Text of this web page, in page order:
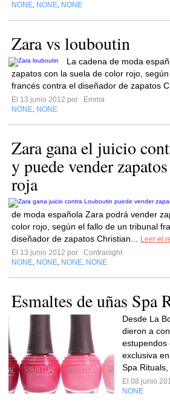
NONE NONE NONE
Zara vs louboutin
La cadena de moda
zapatos con la suela de color rojo,
francés contra el diseñador de zapatos
El 13 junio 2012 por
Emma
NONE NONE
Zara gana el juicio
y puede vender
roja
de moda española Zara podrá vender
color rojo, según el fallo de un tribunal
diseñador de zapatos Christian...
Leer el
El 13 junio 2012 por
Contranight
NONE NONE NONE NONE
Esmaltes de uñas Spa
Desde La
dieron a
estupendos
exclusiva
Spa Rituals,
El 08 junio
NONE